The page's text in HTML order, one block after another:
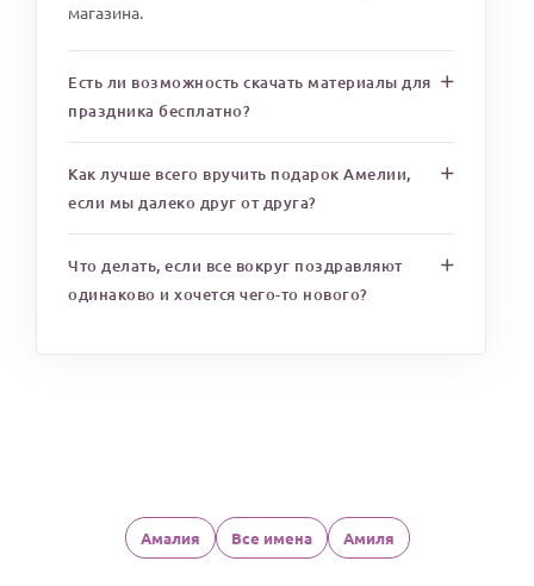
магазина.
Есть ли возможность скачать материалы для
праздника бесплатно?
Как лучше всего вручить подарок Амелии,
если мы далеко друг от друга?
Что делать, если все вокруг поздравляют
одинаково и хочется чего-то нового?
Амалия Все имена Амиля